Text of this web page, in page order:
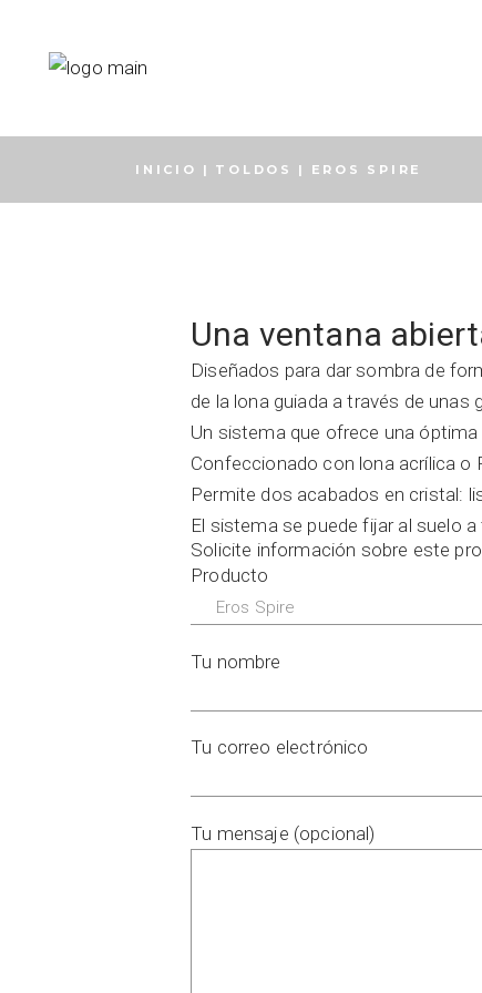
content
INICIO TOLDOS EROS SPIRE
Una ventana
Diseñados para dar sombra de
de la lona guiada a través de unas
Un sistema que ofrece una
Confeccionado con lona acrílica o
Permite dos acabados en cristal:
El sistema se puede fijar al suelo
Solicite información sobre este
Producto
Tu nombre
Tu correo electrónico
Tu mensaje (opcional)